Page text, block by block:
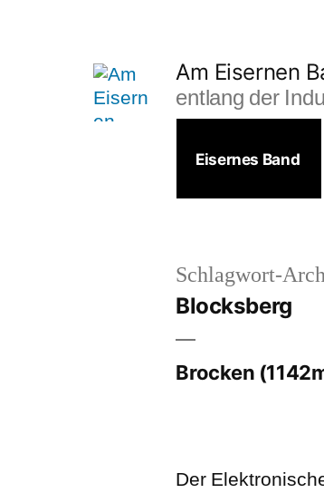
Am Eisernen
entlang der
Eisernes Band
Schlagwort-
Blocksberg
Brocken
Der